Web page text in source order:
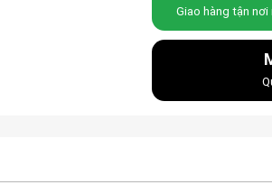
Giao hàng tận nơi